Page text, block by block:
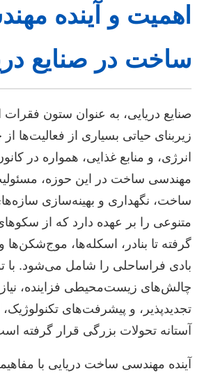
اهمیت و آینده
ساخت در صنایع
صنایع دریایی، به عنوان ستون فقرات
زیربنای حیاتی بسیاری از فعالیت‌ها
انرژی، و منابع غذایی، همواره در
مهندسی ساخت در این حوزه،
ساخت، نگهداری و بهینه‌سازی
متنوعی را بر عهده دارد که از
گرفته تا بنادر، اسکله‌ها،
بادی فراساحلی را شامل می‌شود. با
چالش‌های زیست‌محیطی فزاینده،
تجدیدپذیر، و پیشرفت‌های
آستانه تحولات بزرگی قرار گرفته
آینده مهندسی ساخت دریایی با